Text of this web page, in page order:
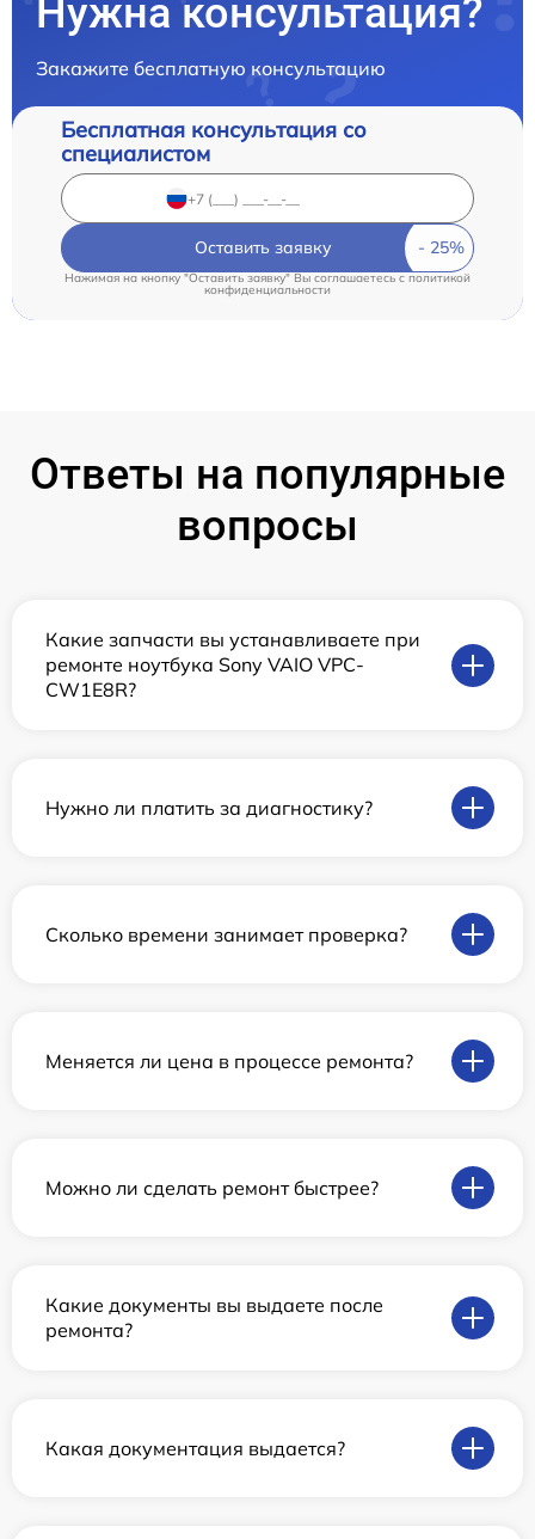
Нужна консультация?
Закажите бесплатную консультацию
Бесплатная консультация со
специалистом
Оставить заявку
Нажимая на кнопку "Оставить заявку" Вы соглашаетесь c политикой
конфиденциальности
Ответы на популярные
вопросы
Какие запчасти вы устанавливаете при
ремонте ноутбука Sony VAIO VPC-
CW1E8R?
Нужно ли платить за диагностику?
Сколько времени занимает проверка?
Меняется ли цена в процессе ремонта?
Можно ли сделать ремонт быстрее?
Какие документы вы выдаете после
ремонта?
Какая документация выдается?